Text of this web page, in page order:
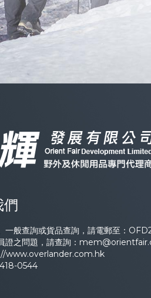
們
一般查詢或貨品查詢，請電郵至：
證之問題，請查詢：
www.overlander.com.hk
0544